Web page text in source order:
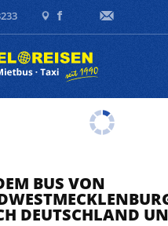
BUS VON
DEUTSCHLAND